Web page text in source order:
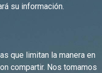
su información.
que limitan la manera en
compartir. Nos tomamos